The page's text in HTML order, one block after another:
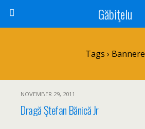
Găbiţelu
Tags › Bannere
NOVEMBER 29, 2011
Dragă Ştefan Bănică Jr